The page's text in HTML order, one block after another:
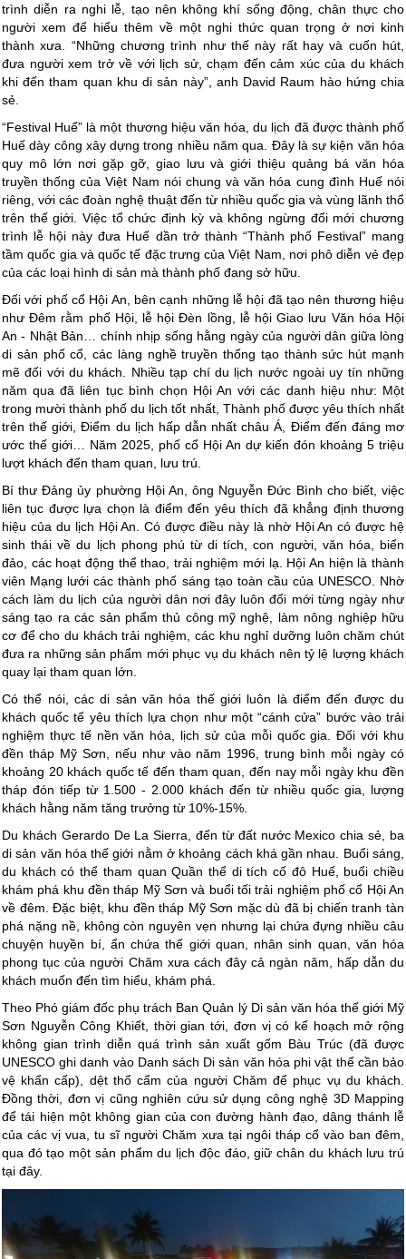
trình diễn ra nghi lễ, tạo nên không khí sống động, chân thực cho
người xem để hiểu thêm về một nghi thức quan trọng ở nơi kinh
thành xưa. “Những chương trình như thế này rất hay và cuốn hút,
đưa người xem trở về với lịch sử, chạm đến cảm xúc của du khách
khi đến tham quan khu di sản này”, anh David Raum hào hứng chia
sẻ.
“Festival Huế” là một thương hiệu văn hóa, du lịch đã được thành phố
Huế dày công xây dựng trong nhiều năm qua. Đây là sự kiện văn hóa
quy mô lớn nơi gặp gỡ, giao lưu và giới thiệu quảng bá văn hóa
truyền thống của Việt Nam nói chung và văn hóa cung đình Huế nói
riêng, với các đoàn nghệ thuật đến từ nhiều quốc gia và vùng lãnh thổ
trên thế giới. Việc tổ chức định kỳ và không ngừng đổi mới chương
trình lễ hội này đưa Huế dần trở thành “Thành phố Festival” mang
tầm quốc gia và quốc tế đặc trưng của Việt Nam, nơi phô diễn vẻ đẹp
của các loại hình di sản mà thành phố đang sở hữu.
Đối với phố cổ Hội An, bên cạnh những lễ hội đã tạo nên thương hiệu
như Đêm rằm phố Hội, lễ hội Đèn lồng, lễ hội Giao lưu Văn hóa Hội
An - Nhật Bản… chính nhịp sống hằng ngày của người dân giữa lòng
di sản phố cổ, các làng nghề truyền thống tạo thành sức hút mạnh
mẽ đối với du khách. Nhiều tạp chí du lịch nước ngoài uy tín những
năm qua đã liên tục bình chọn Hội An với các danh hiệu như: Một
trong mười thành phố du lịch tốt nhất, Thành phố được yêu thích nhất
trên thế giới, Điểm du lịch hấp dẫn nhất châu Á, Điểm đến đáng mơ
ước thế giới… Năm 2025, phố cổ Hội An dự kiến đón khoảng 5 triệu
lượt khách đến tham quan, lưu trú.
Bí thư Đảng ủy phường Hội An, ông Nguyễn Đức Bình cho biết, việc
liên tục được lựa chọn là điểm đến yêu thích đã khẳng định thương
hiệu của du lịch Hội An. Có được điều này là nhờ Hội An có được hệ
sinh thái về du lịch phong phú từ di tích, con người, văn hóa, biển
đảo, các hoạt động thể thao, trải nghiệm mới lạ. Hội An hiện là thành
viên Mạng lưới các thành phố sáng tạo toàn cầu của UNESCO. Nhờ
cách làm du lịch của người dân nơi đây luôn đổi mới từng ngày như
sáng tạo ra các sản phẩm thủ công mỹ nghệ, làm nông nghiệp hữu
cơ để cho du khách trải nghiệm, các khu nghỉ dưỡng luôn chăm chút
đưa ra những sản phẩm mới phục vụ du khách nên tỷ lệ lượng khách
quay lại tham quan lớn.
Có thể nói, các di sản văn hóa thế giới luôn là điểm đến được du
khách quốc tế yêu thích lựa chọn như một “cánh cửa” bước vào trải
nghiệm thực tế nền văn hóa, lịch sử của mỗi quốc gia. Đối với khu
đền tháp Mỹ Sơn, nếu như vào năm 1996, trung bình mỗi ngày có
khoảng 20 khách quốc tế đến tham quan, đến nay mỗi ngày khu đền
tháp đón tiếp từ 1.500 - 2.000 khách đến từ nhiều quốc gia, lượng
khách hằng năm tăng trưởng từ 10%-15%.
Du khách Gerardo De La Sierra, đến từ đất nước Mexico chia sẻ, ba
di sản văn hóa thế giới nằm ở khoảng cách khá gần nhau. Buổi sáng,
du khách có thể tham quan Quần thể di tích cố đô Huế, buổi chiều
khám phá khu đền tháp Mỹ Sơn và buổi tối trải nghiệm phố cổ Hội An
về đêm. Đặc biệt, khu đền tháp Mỹ Sơn mặc dù đã bị chiến tranh tàn
phá nặng nề, không còn nguyên vẹn nhưng lại chứa đựng nhiều câu
chuyện huyền bí, ẩn chứa thế giới quan, nhân sinh quan, văn hóa
phong tục của người Chăm xưa cách đây cả ngàn năm, hấp dẫn du
khách muốn đến tìm hiểu, khám phá.
Theo Phó giám đốc phụ trách Ban Quản lý Di sản văn hóa thế giới Mỹ
Sơn Nguyễn Công Khiết, thời gian tới, đơn vị có kế hoạch mở rộng
không gian trình diễn quá trình sản xuất gốm Bàu Trúc (đã được
UNESCO ghi danh vào Danh sách Di sản văn hóa phi vật thể cần bảo
vệ khẩn cấp), dệt thổ cẩm của người Chăm để phục vụ du khách.
Đồng thời, đơn vị cũng nghiên cứu sử dụng công nghệ 3D Mapping
để tái hiện một không gian của con đường hành đạo, dâng thánh lễ
của các vị vua, tu sĩ người Chăm xưa tại ngôi tháp cổ vào ban đêm,
qua đó tạo một sản phẩm du lịch độc đáo, giữ chân du khách lưu trú
tại đây.